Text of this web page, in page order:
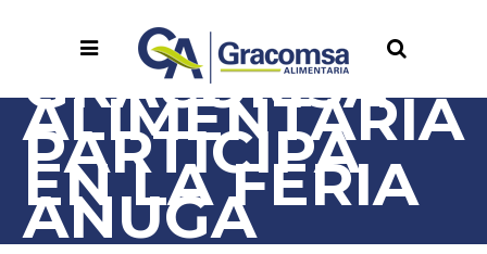
GRACOMSA
ALIMENTARIA
PARTICIPA
EN LA FERIA
ANUGA